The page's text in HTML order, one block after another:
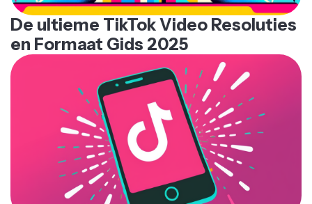
De ultieme TikTok Video Resoluties
en Formaat Gids 2025